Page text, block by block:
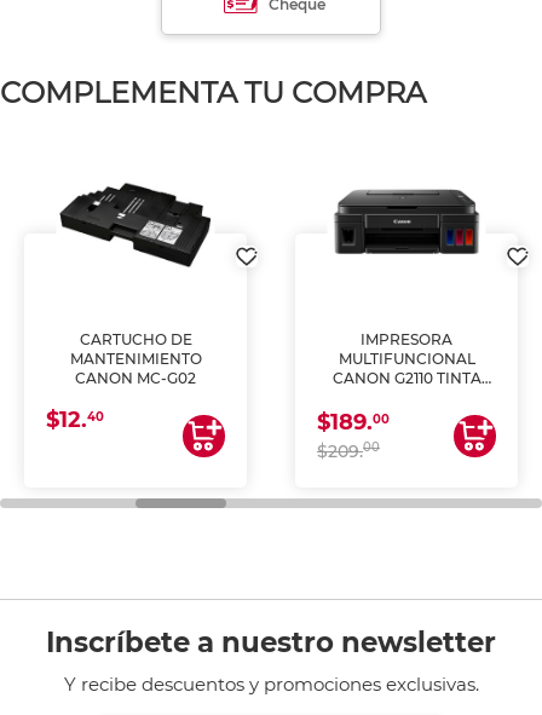
Cheque
COMPLEMENTA TU COMPRA
CARTUCHO DE
MANTENIMIENTO
CANON MC-G02
$12.40
IMPRESORA
MULTIFUNCIONAL
CANON G2110 TINTA
$189.00
$209.00
Inscríbete a nuestro newsletter
Y recibe descuentos y promociones exclusivas.